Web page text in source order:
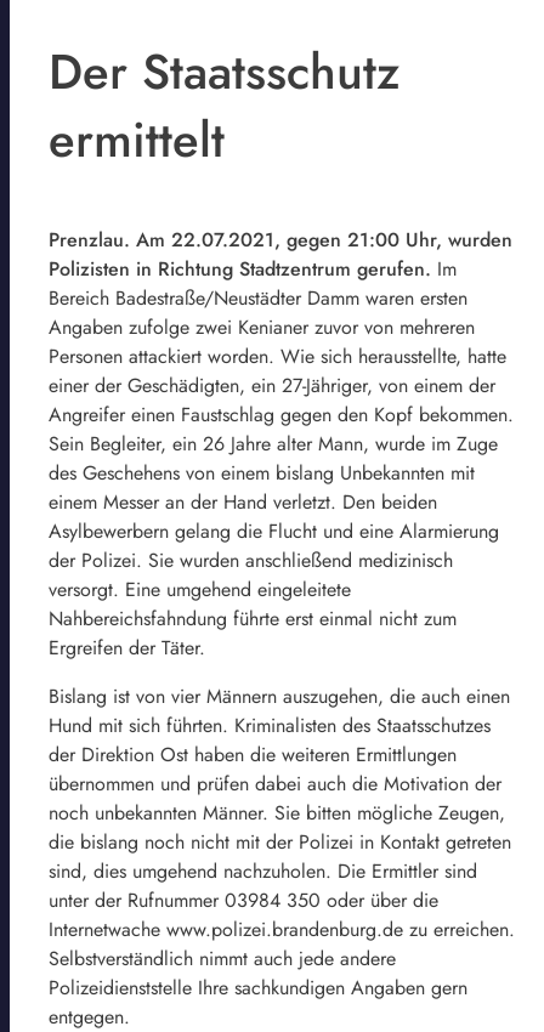
Der Staatsschutz
ermittelt
Prenzlau. Am 22.07.2021, gegen 21:00 Uhr, wurden
Polizisten in Richtung Stadtzentrum gerufen. Im
Bereich Badestraße/Neustädter Damm waren ersten
Angaben zufolge zwei Kenianer zuvor von mehreren
Personen attackiert worden. Wie sich herausstellte, hatte
einer der Geschädigten, ein 27-Jähriger, von einem der
Angreifer einen Faustschlag gegen den Kopf bekommen.
Sein Begleiter, ein 26 Jahre alter Mann, wurde im Zuge
des Geschehens von einem bislang Unbekannten mit
einem Messer an der Hand verletzt. Den beiden
Asylbewerbern gelang die Flucht und eine Alarmierung
der Polizei. Sie wurden anschließend medizinisch
versorgt. Eine umgehend eingeleitete
Nahbereichsfahndung führte erst einmal nicht zum
Ergreifen der Täter.
Bislang ist von vier Männern auszugehen, die auch einen
Hund mit sich führten. Kriminalisten des Staatsschutzes
der Direktion Ost haben die weiteren Ermittlungen
übernommen und prüfen dabei auch die Motivation der
noch unbekannten Männer. Sie bitten mögliche Zeugen,
die bislang noch nicht mit der Polizei in Kontakt getreten
sind, dies umgehend nachzuholen. Die Ermittler sind
unter der Rufnummer 03984 350 oder über die
Internetwache www.polizei.brandenburg.de zu erreichen.
Selbstverständlich nimmt auch jede andere
Polizeidienststelle Ihre sachkundigen Angaben gern
entgegen.